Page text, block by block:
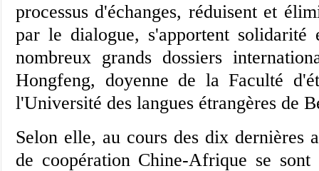
processus d'échanges, réduisent et
par le dialogue, s'apportent
nombreux grands dossiers
Hongfeng, doyenne de la Faculté
l'Université des langues étrangères de
Selon elle, au cours des dix dernières
de coopération Chine-Afrique se